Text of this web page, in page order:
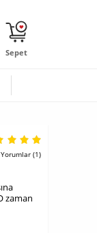
Sepet
Yorumlar (1)
zaman